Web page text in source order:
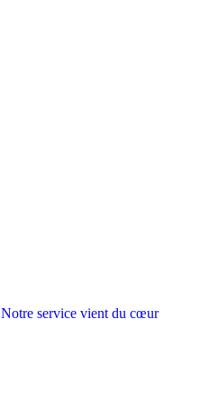
Notre service vient du cœur